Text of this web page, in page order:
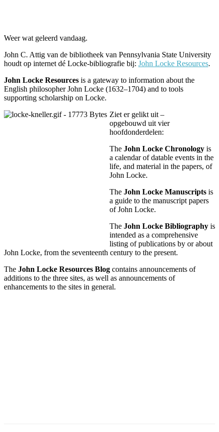
Weer wat geleerd vandaag.
John C. Attig van de bibliotheek van Pennsylvania State University
houdt op internet dé Locke-bibliografie bij: John Locke Resources.
John Locke Resources is a gateway to information about the
English philosopher John Locke (1632–1704) and to tools
supporting scholarship on Locke.
Ziet er gelikt uit –
opgebouwd uit vier
hoofdonderdelen:
The John Locke Chronology is
a calendar of datable events in the
life, and material in the papers, of
John Locke.
The John Locke Manuscripts is
a guide to the manuscript papers
of John Locke.
The John Locke Bibliography is
intended as a comprehensive
listing of publications by or about
John Locke, from the seventeenth century to the present.
The John Locke Resources Blog contains announcements of
additions to the three sites, as well as announcements of
enhancements to the sites in general.